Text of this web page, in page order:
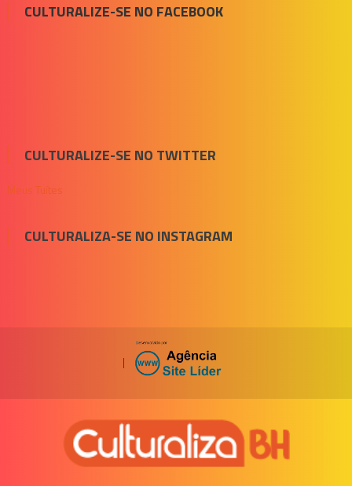
CULTURALIZE-SE NO FACEBOOK
CULTURALIZE-SE NO TWITTER
Meus Tuítes
CULTURALIZA-SE NO INSTAGRAM
|